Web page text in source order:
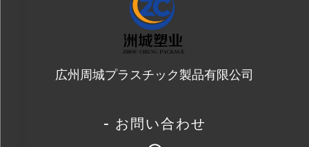
広州周城プラスチック製品有限公司
- お問い合わせ